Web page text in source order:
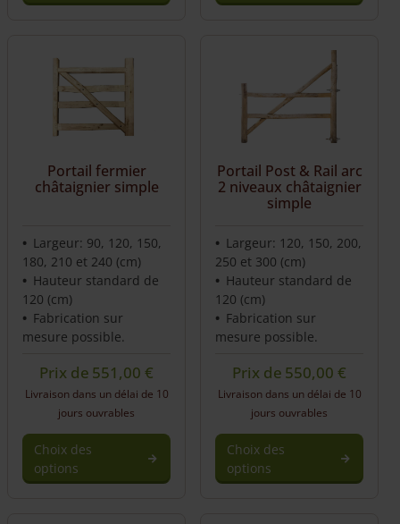
Portail fermier
châtaignier simple
Largeur: 90, 120, 150,
180, 210 et 240 (cm)
Hauteur standard de
120 (cm)
Fabrication sur
mesure possible.
Prix de 551,00€
Livraison dans un délai de 10
jours ouvrables
Choix des
options
Portail Post & Rail arc
2 niveaux châtaignier
simple
Largeur: 120, 150, 200,
250 et 300 (cm)
Hauteur standard de
120 (cm)
Fabrication sur
mesure possible.
Prix de 550,00€
Livraison dans un délai de 10
jours ouvrables
Choix des
options